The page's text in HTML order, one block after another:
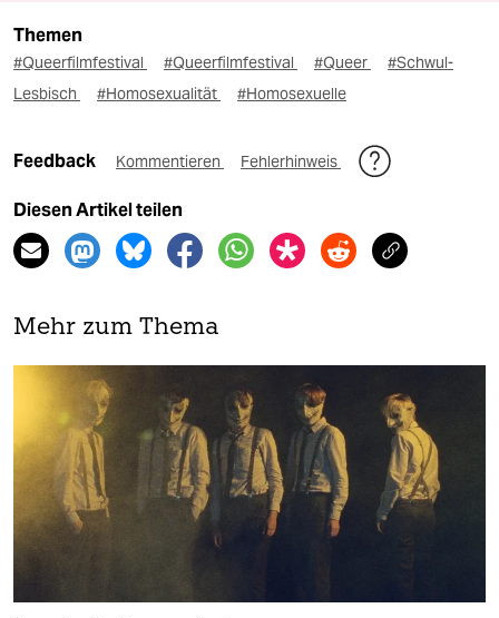
Themen
#Queerfilmfestival #Queerfilmfestival #Queer
#Schwul-
Lesbisch
#Homosexualität #Homosexuelle
Feedback Kommentieren Fehlerhinweis
Diesen Artikel teilen
Mehr zum Thema